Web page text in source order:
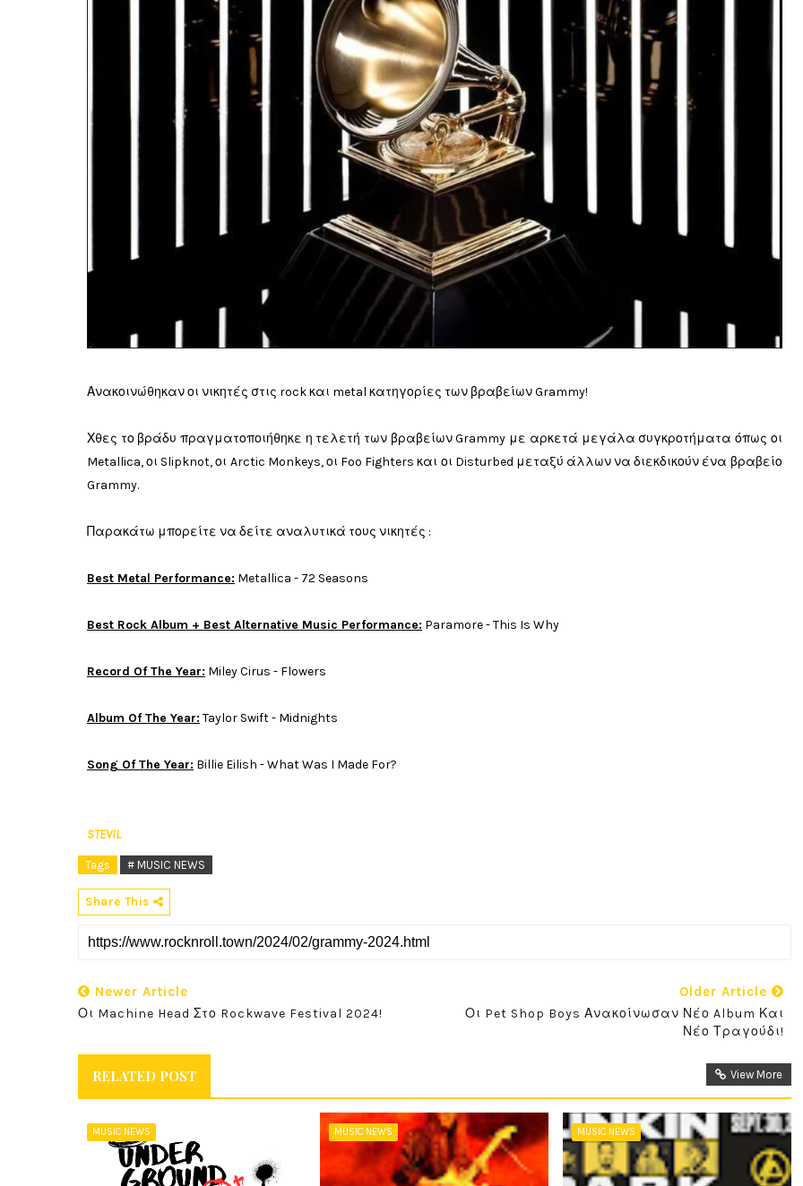
Ανακοινώθηκαν οι νικητές στις rock και metal κατηγορίες των βραβείων Grammy!
Χθες το βράδυ πραγματοποιήθηκε η τελετή των βραβείων Grammy με αρκετά μεγάλα συγκροτήματα όπως οι
Metallica, οι Slipknot, οι Arctic Monkeys, οι Foo Fighters και οι Disturbed μεταξύ άλλων να διεκδικούν ένα βραβείο
Grammy.
Παρακάτω μπορείτε να δείτε αναλυτικά τους νικητές :
Best Metal Performance: Metallica - 72 Seasons
Best Rock Album + Best Alternative Music Performance: Paramore - This Is Why
Record Of The Year: Miley Cirus - Flowers
Album Of The Year: Taylor Swift - Midnights
Song Of The Year: Billie Eilish - What Was I Made For?
STEVIL
Tags # MUSIC NEWS
Share This
Newer Article
Οι Machine Head Στο Rockwave Festival 2024!
Older Article
Οι Pet Shop Boys Ανακοίνωσαν Νέο Album Και
Νέο Τραγούδι!
RELATED POST View More
MUSIC NEWS MUSIC NEWS MUSIC NEWS